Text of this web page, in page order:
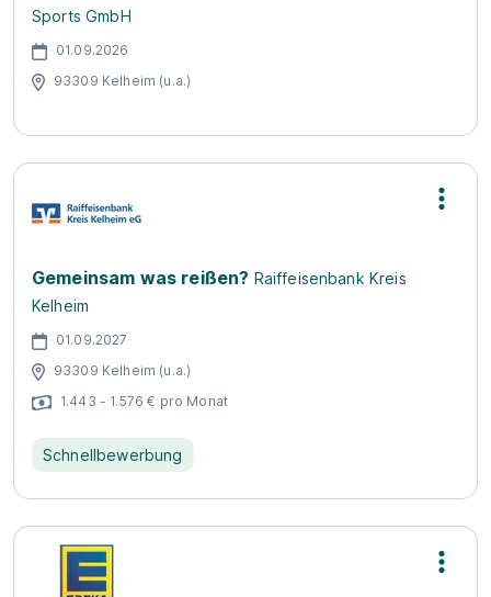
Sports GmbH
01.09.2026
93309 Kelheim (u.a.)
Gemeinsam was reißen? Raiffeisenbank Kreis
Kelheim
01.09.2027
93309 Kelheim (u.a.)
1.443 - 1.576 € pro Monat
Schnellbewerbung